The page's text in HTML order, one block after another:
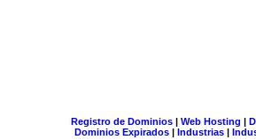
Registro de Dominios| Web Hosting |
Dominios Expirados | Industrias |